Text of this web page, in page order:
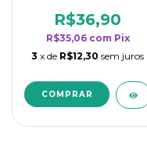
rendimento da
categoria - Neutro
R$36,90
R$35,06 com Pix
3 x de R$12,30 sem juros